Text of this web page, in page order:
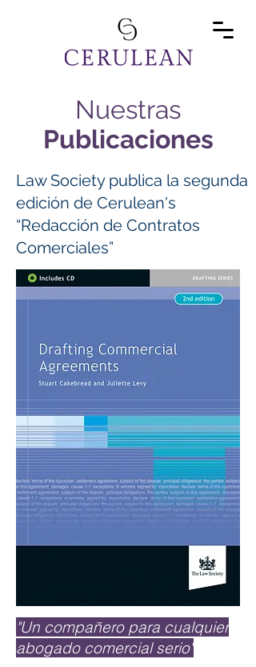
Nuestras
Publicaciones
Law Society publica la segunda
edición de Cerulean's
“Redacción de Contratos
Comerciales”
"Un compañero para cualquier
abogado comercial serio"